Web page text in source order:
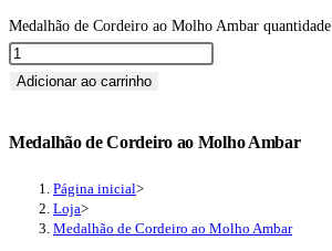
Medalhão de Cordeiro ao Molho Ambar quantidade
Adicionar ao carrinho
Medalhão de Cordeiro ao Molho Ambar
Página inicial>
Loja>
Medalhão de Cordeiro ao Molho Ambar